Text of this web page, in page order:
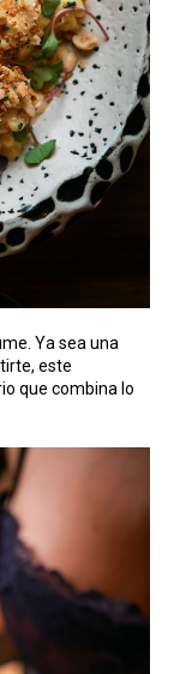
Ya sea una
este
que combina lo